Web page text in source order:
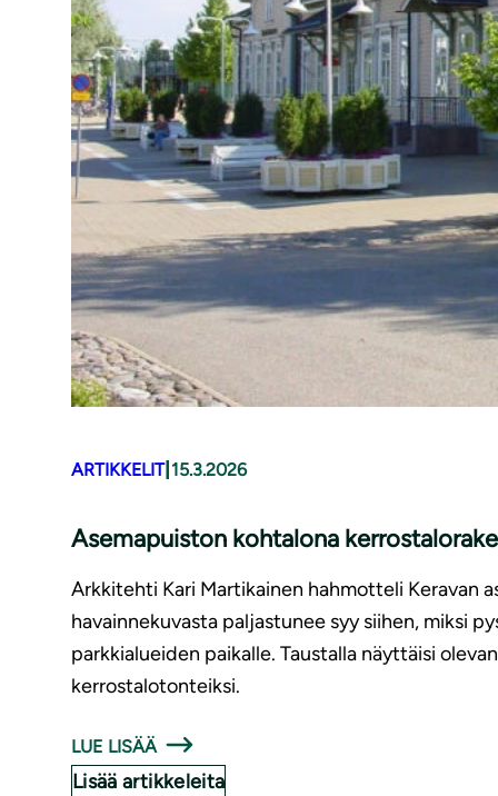
ARTIKKELIT| 15.3.2026
Asemapuiston kohtalona
Arkkitehti Kari Martikainen hahmotteli Keravan
havainnekuvasta paljastunee syy siihen, miksi
parkkialueiden paikalle. Taustalla näyttäisi
kerrostalotonteiksi.
LUE LISÄÄ
Lisää artikkeleita